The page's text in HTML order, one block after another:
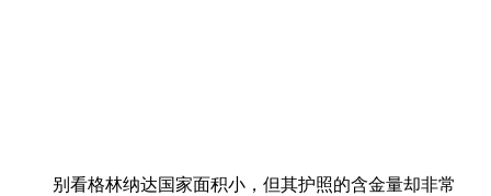
别看格林纳达国家面积小，但其护照的含金量却非常